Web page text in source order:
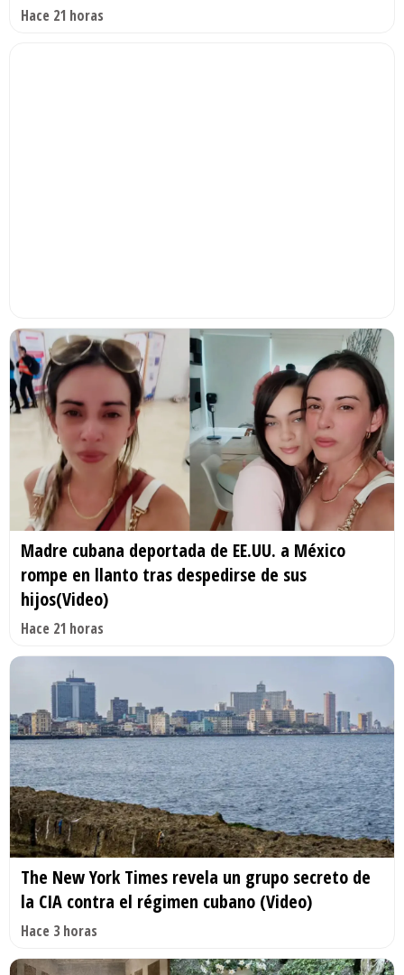
Hace 21 horas
Madre cubana deportada de EE.UU. a México
rompe en llanto tras despedirse de sus
hijos(Video)
Hace 21 horas
The New York Times revela un grupo secreto de
la CIA contra el régimen cubano (Video)
Hace 3 horas